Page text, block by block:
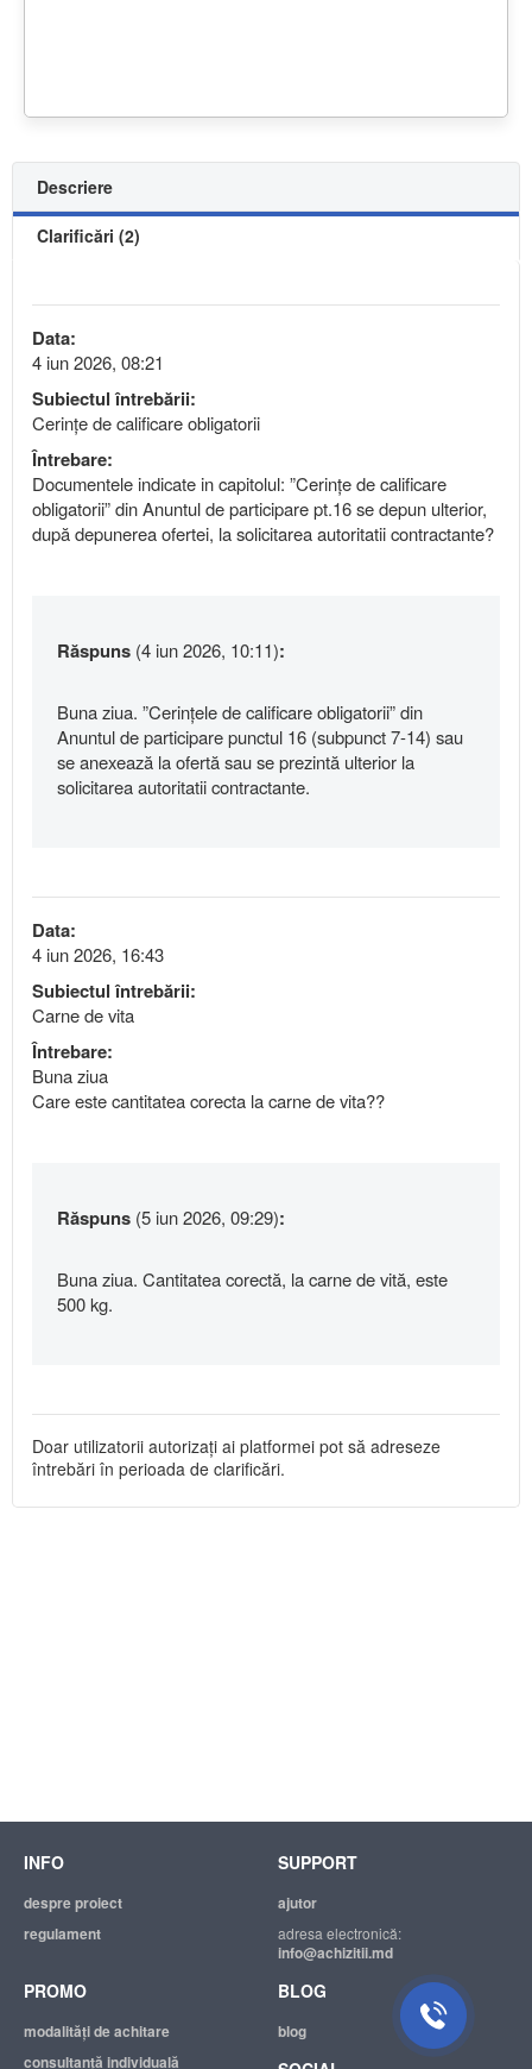
Descriere
Clarificări (2)
Data:
4 iun 2026, 08:21
Subiectul întrebării:
Cerințe de calificare obligatorii
Întrebare:
Documentele indicate in capitolul: ”Cerințe de calificare
obligatorii” din Anuntul de participare pt.16 se depun ulterior,
după depunerea ofertei, la solicitarea autoritatii contractante?
Răspuns (4 iun 2026, 10:11):
Buna ziua. ”Cerințele de calificare obligatorii” din
Anuntul de participare punctul 16 (subpunct 7-14) sau
se anexează la ofertă sau se prezintă ulterior la
solicitarea autoritatii contractante.
Data:
4 iun 2026, 16:43
Subiectul întrebării:
Carne de vita
Întrebare:
Buna ziua
Care este cantitatea corecta la carne de vita??
Răspuns (5 iun 2026, 09:29):
Buna ziua. Cantitatea corectă, la carne de vită, este
500 kg.
Doar utilizatorii autorizați ai platformei pot să adreseze
întrebări în perioada de clarificări.
INFO
despre proiect
regulament
SUPPORT
ajutor
adresa electronică:
info@achizitii.md
PROMO
modalităţi de achitare
consultanță individuală
BLOG
blog